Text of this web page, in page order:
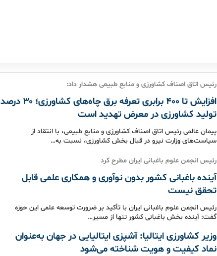
رئیس اتاق اصناف کشاورزی و منابع طبیعی هشدار داد:
افزایش تا ۴۰۰ برابری تعرفه برق چاه‌های کشاورزی؛ ۳۰ درصد
تولید کشاورزی در معرض تهدید است
پیمان عالمی رئیس اتاق اصناف کشاورزی و منابع طبیعی، با انتقاد از
سیاست‌های وزارت نیرو در قبال بخش کشاورزی، نسبت به…
رئیس انجمن علوم باغبانی ایران مطرح کرد
آینده باغبانی کشور بدون نوآوری و همکاری علمی قابل
تحقق نیست
رئیس انجمن علوم باغبانی ایران با تأکید بر ضرورت توسعه علمی این حوزه
گفت: آینده بخش باغبانی کشور تنها از مسیر…
وزیر کشاورزی ایتالیا: آشپزی ایتالیایی در جهان به‌عنوان
نماد کیفیت و هویت شناخته می‌شود